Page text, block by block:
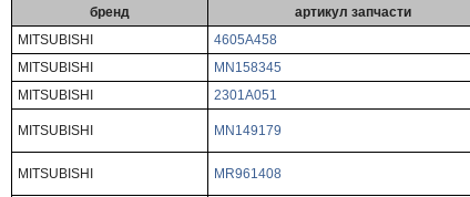
бренд артикул запчасти
MITSUBISHI
4605A458
MITSUBISHI
MN158345
MITSUBISHI
2301A051
MITSUBISHI MN149179
MITSUBISHI MR961408